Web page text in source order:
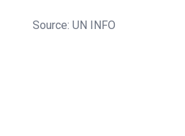
Source: UN INFO